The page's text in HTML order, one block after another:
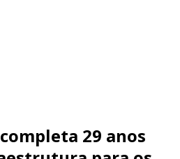
29 anos